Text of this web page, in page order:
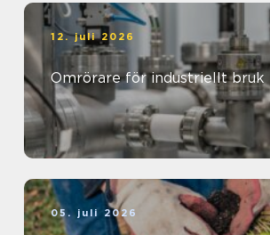
12. juli 2026
Omrörare för industriellt bruk
05. juli 2026